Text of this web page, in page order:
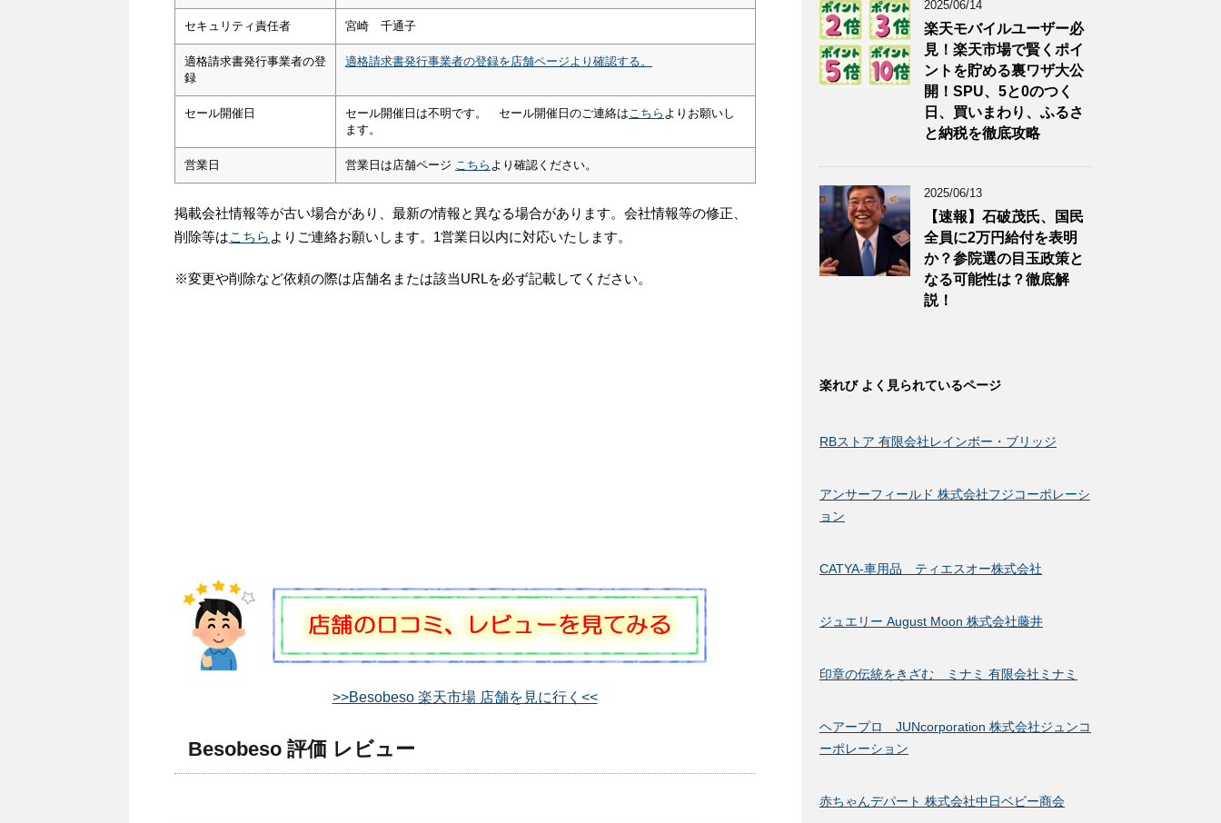
セキュリティ責任者 宮崎 千通子
適格請求書発行事業者の登
録
適格請求書発行事業者の登録を店舗ページより確認する。
セール開催日 セール開催日は不明です。 セール開催日のご連絡は こちら よりお願いし
ます。
営業日 営業日は店舗ページ こちら より確認ください。
掲載会社情報等が古い場合があり、最新の情報と異なる場合があります。会社情報等の修正、
削除等はこちら よりご連絡お願いします。1営業日以内に対応いたします。
※変更や削除など依頼の際は店舗名または該当URLを必ず記載してください。
>>Besobeso 楽天市場 店舗を見に行く<<
Besobeso 評価 レビュー
2025/06/14
楽天モバイルユーザー必
見！楽天市場で賢くポイ
ントを貯める裏ワザ大公
開！SPU、5と0のつく
日、買いまわり、ふるさ
と納税を徹底攻略
2025/06/13
【速報】石破茂氏、国民
全員に2万円給付を表明
か？参院選の目玉政策と
なる可能性は？徹底解
説！
楽れび よく見られているページ
RBストア 有限会社レインボー・ブリッジ
アンサーフィールド 株式会社フジコーポレーシ
ョン
CATYA-車用品 ティエスオー株式会社
ジュエリー August Moon 株式会社藤井
印章の伝統をきざむ ミナミ 有限会社ミナミ
ヘアープロ JUNcorporation 株式会社ジュンコ
ーポレーション
赤ちゃんデパート 株式会社中日ベビー商会